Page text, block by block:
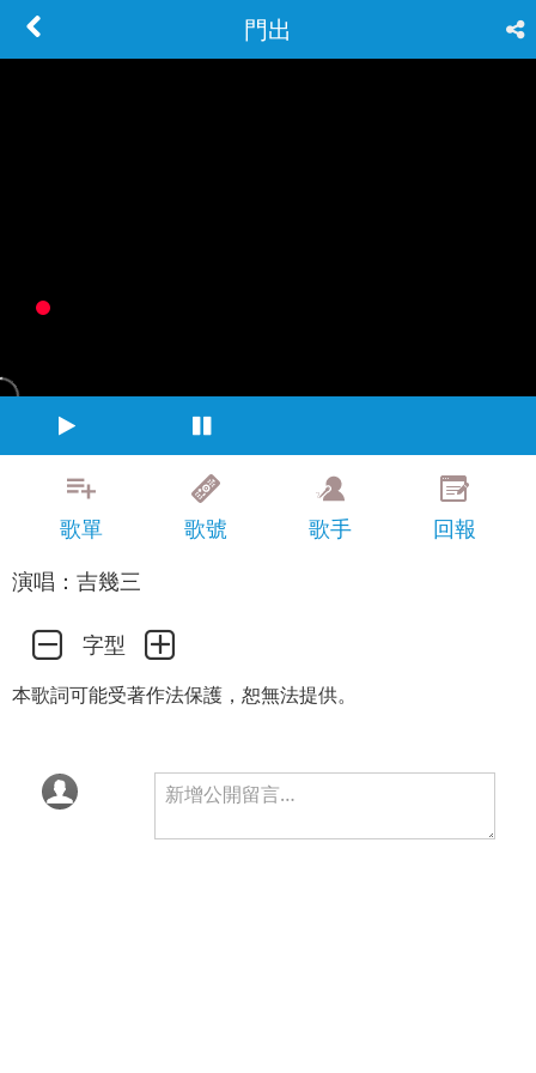
門出
歌單 歌號 歌手
回報
演唱：吉幾三
字型
本歌詞可能受著作法保護，恕無法提供。